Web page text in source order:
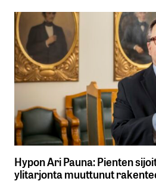
Hypon Ari Pauna: Pienten
ylitarjonta muuttunut